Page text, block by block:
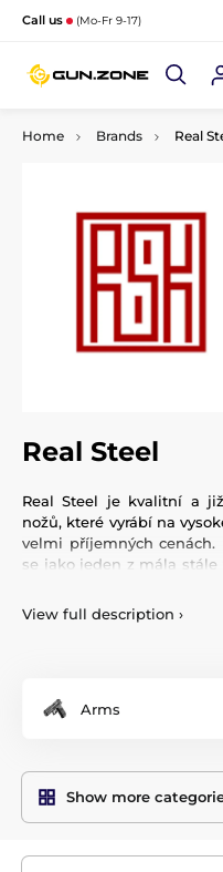
Call us (Mo-Fr 9-17)
Home Brands Real
Real Steel
Real Steel je kvalitní a
nožů, které vyrábí na
velmi příjemných cenách.
se jako jeden z mála stále
pouzdrem. Díky použitým
nemusíte obávat
View full description ›
Arms
Show more